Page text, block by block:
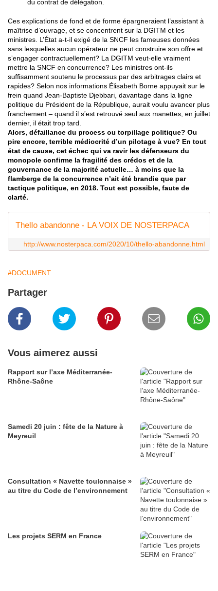
du contrat de délégation.
Ces explications de fond et de forme épargneraient l’assistant à
maîtrise d’ouvrage, et se concentrent sur la DGITM et les
ministres. L’État a-t-il exigé de la SNCF les fameuses données
sans lesquelles aucun opérateur ne peut construire son offre et
s’engager contractuellement? La DGITM veut-elle vraiment
mettre la SNCF en concurrence? Les ministres ont-ils
suffisamment soutenu le processus par des arbitrages clairs et
rapides? Selon nos informations Élisabeth Borne appuyait sur le
frein quand Jean-Baptiste Djebbari, davantage dans la ligne
politique du Président de la République, aurait voulu avancer plus
franchement – quand il s’est retrouvé seul aux manettes, en juillet
dernier, il était trop tard.
Alors, défaillance du process ou torpillage politique? Ou
pire encore, terrible médiocrité d’un pilotage à vue? En tout
état de cause, cet échec qui va ravir les défenseurs du
monopole confirme la fragilité des crédos et de la
gouvernance de la majorité actuelle… à moins que la
flamberge de la concurrence n’ait été brandie que par
tactique politique, en 2018. Tout est possible, faute de
clarté.
Thello abandonne - LA VOIX DE NOSTERPACA
http://www.nosterpaca.com/2020/10/thello-abandonne.html
#DOCUMENT
Partager
Vous aimerez aussi
Rapport sur l’axe Méditerranée-
Rhône-Saône
Samedi 20 juin : fête de la Nature à
Meyreuil
Consultation « Navette toulonnaise »
au titre du Code de l’environnement
Les projets SERM en France